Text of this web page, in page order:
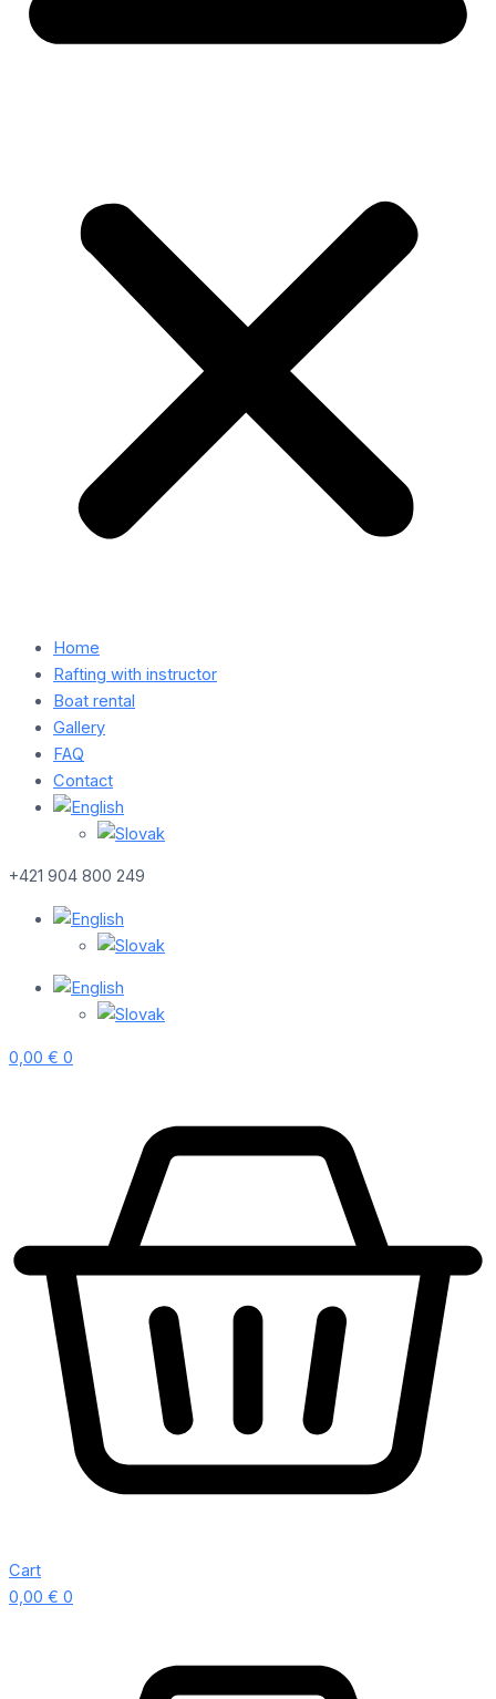
Home
Rafting with instructor
Boat rental
Gallery
FAQ
Contact
+421 904 800 249
0,00 € 0
Cart
0,00 € 0